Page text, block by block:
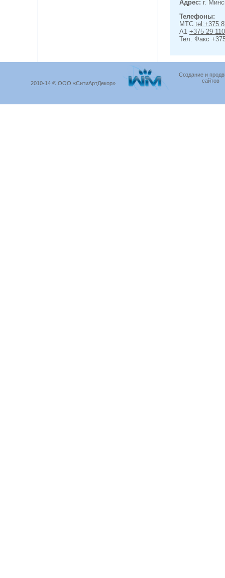
Адрес: г.
Телефоны:
МТС tel:+375
A1 +375 29
Тел. Факс
2010-14 © ООО «СитиАртДекор»
Создание и
сайтов